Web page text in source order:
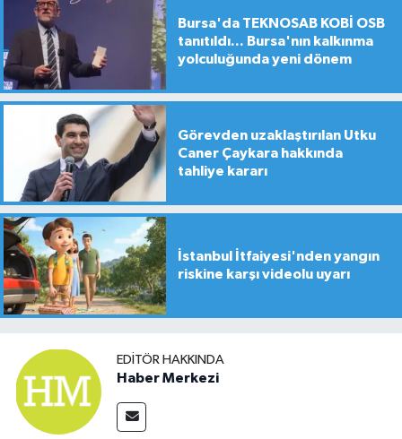
Bursa'da TEKNOSAB KOBİ OSB
tanıtıldı... Bursa'nın kalkınma
yolculuğunda yeni dönem
Görevden uzaklaştırılan Utku
Caner Çaykara hakkında
tahliye kararı
İstanbul İtfaiyesi'nden yangın
riskine karşı videolu uyarı
EDITÖR HAKKINDA
Haber Merkezi